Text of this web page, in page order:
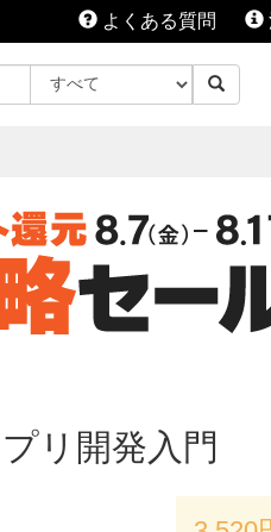
よくある質問
リ開発入門